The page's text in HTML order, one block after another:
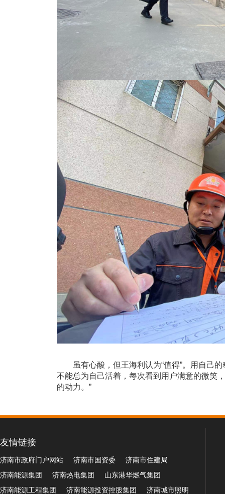
虽有心酸，但王海利认为“值得”。用自己的
不能总为自己活着，每次看到用户满意的微笑
的动力。”
友情链接
济南市政府门户网站 济南市国资委
济南市住建局
济南能源集团
济南热电集团
山东港华燃气集团
济南能源工程集团
济南能源投资控股集团 济南城市照明